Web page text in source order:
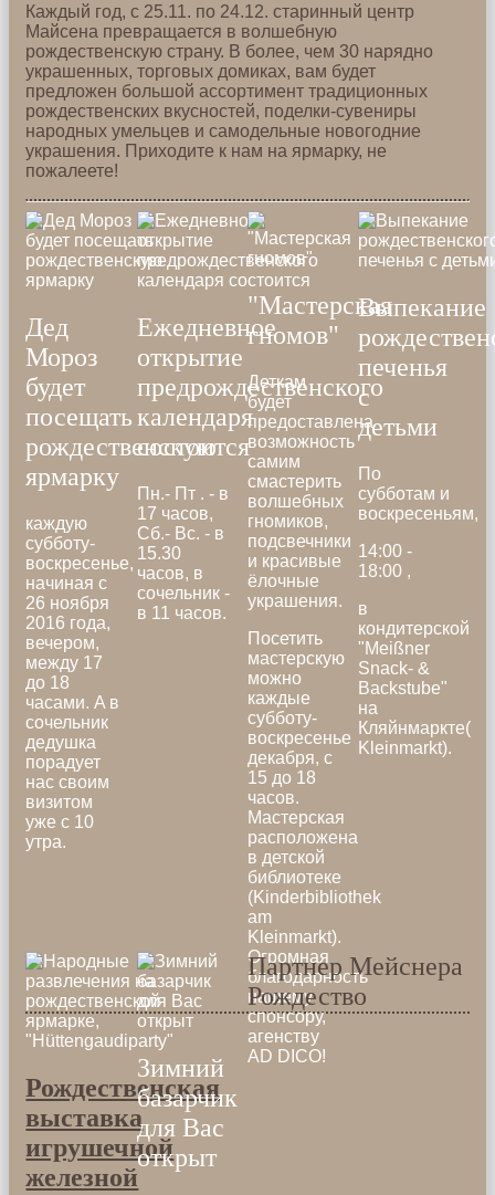
Каждый год, с 25.11. по 24.12. старинный центр
Майсена превращается в волшебную
рождественскую страну. В более, чем 30 нарядно
украшенных, торговых домиках, вам будет
предложен большой ассортимент традиционных
рождественских вкусностей, поделки-сувениры
народных умельцев и самодельные новогодние
украшения. Приходите к нам на ярмарку, не
пожалеете!
Дед
Мороз
будет
посещать
рождественскую
ярмарку
каждую
субботу-
воскресенье,
начиная с
26 ноября
2016 года,
вечером,
между 17
до 18
часами. A в
сочельник
дедушка
порадует
нас своим
визитом
уже с 10
утра.
Ежедневное
открытие
предрождественского
календаря
состоится
Пн.- Пт . - в
17 часов,
Сб.- Вс. - в
15.30
часов, в
сочельник -
в 11 часов.
"Мастерская
гномов"
Деткам
будет
предоставлена
возможность
самим
смастерить
волшебных
гномиков,
подсвечники
и красивые
ёлочные
украшения.
Посетить
мастерскую
можно
каждые
субботу-
воскресенье
декабря, с
15 до 18
часов.
Мастерская
расположена
в детской
библиотеке
(Kinderbibliothek
am
Kleinmarkt).
Огромная
благодарность
нашему
спонсору,
агенству
AD DICO!
Выпекание
печенья
с
детьми
По
субботам и
воскресеньям,
14:00 -
18:00 ,
в
кондитерской
"Meißner
Snack- &
Backstube"
на
Кляйнмаркте(
Kleinmarkt).
Рождественская
выставка
игрушечной
железной
Зимний
базарчик
для Вас
открыт
Партнер Мейснера
Рождество